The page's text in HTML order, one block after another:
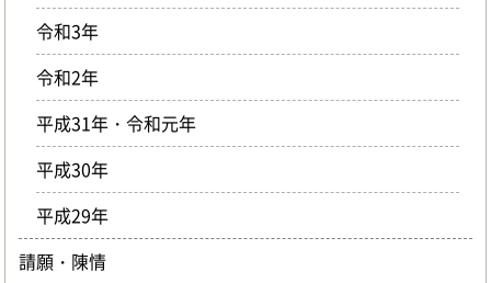
令和3年
令和2年
平成31年・令和元年
平成30年
平成29年
請願・陳情